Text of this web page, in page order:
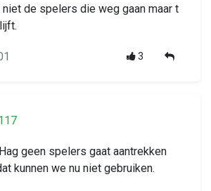
de spelers die weg gaan maar t
3
geen spelers gaat aantrekken
kunnen we nu niet gebruiken.